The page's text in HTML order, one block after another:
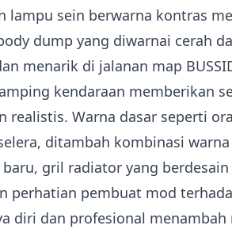
lampu sein berwarna kontras
dump yang diwarnai cerah
menarik di jalanan map
kendaraan memberikan
realistis. Warna dasar seperti
ditambah kombinasi
gril radiator yang
perhatian pembuat mod
diri dan profesional